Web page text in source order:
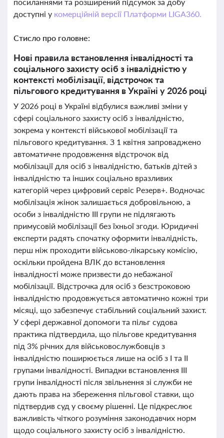
доступні у комерційній версії Платформи LIGA360.
Стисло про головне:
Нові правила встановлення інвалідності та
соціального захисту осіб з інвалідністю у
контексті мобілізації, відстрочок та
пільгового кредитування в Україні у 2026 році
У 2026 році в Україні відбулися важливі зміни у
сфері соціального захисту осіб з інвалідністю,
зокрема у контексті військової мобілізації та
пільгового кредитування. З 1 квітня запроваджено
автоматичне продовження відстрочок від
мобілізації для осіб з інвалідністю, батьків дітей з
інвалідністю та інших соціально вразливих
категорій через цифровий сервіс Резерв+. Водночас
мобілізація жінок залишається добровільною, а
особи з інвалідністю III групи не підлягають
примусовій мобілізації без їхньої згоди. Юридичні
експерти радять спочатку оформити інвалідність,
перш ніж проходити військово-лікарську комісію,
оскільки пройдена ВЛК до встановлення
інвалідності може призвести до небажаної
мобілізації. Відстрочка для осіб з безстроковою
інвалідністю продовжується автоматично кожні три
місяці, що забезпечує стабільний соціальний захист.
У сфері державної допомоги та пільг судова
практика підтвердила, що пільгове кредитування
під 3% річних для військовослужбовців з
інвалідністю поширюється лише на осіб з I та II
групами інвалідності. Випадки встановлення III
групи інвалідності після звільнення зі служби не
дають права на збереження пільгової ставки, що
підтвердив суд у своєму рішенні. Це підкреслює
важливість чіткого розуміння законодавчих норм
щодо соціального захисту осіб з інвалідністю.